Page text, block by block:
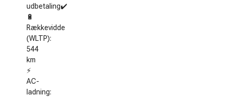
udbetaling✔️
🔋
Rækkevidde
(WLTP):
544
km
⚡
AC-
ladning: